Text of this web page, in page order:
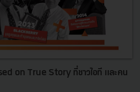
on True Story ที่ชาวไอที และคน